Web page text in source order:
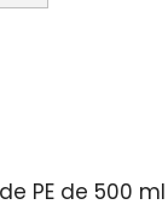
PE de 500